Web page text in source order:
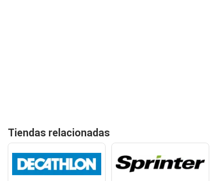
Tiendas relacionadas